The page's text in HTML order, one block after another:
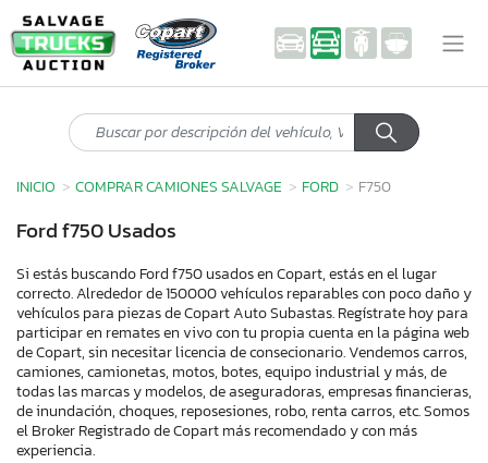
INICIO COMPRAR CAMIONES SALVAGE FORD F750
Ford f750 Usados
Si estás buscando Ford f750 usados en Copart, estás en el lugar
correcto. Alrededor de 150000 vehículos reparables con poco daño y
vehículos para piezas de Copart Auto Subastas. Regístrate hoy para
participar en remates en vivo con tu propia cuenta en la página web
de Copart, sin necesitar licencia de consecionario. Vendemos carros,
camiones, camionetas, motos, botes, equipo industrial y más, de
todas las marcas y modelos, de aseguradoras, empresas financieras,
de inundación, choques, reposesiones, robo, renta carros, etc. Somos
el Broker Registrado de Copart más recomendado y con más
experiencia.